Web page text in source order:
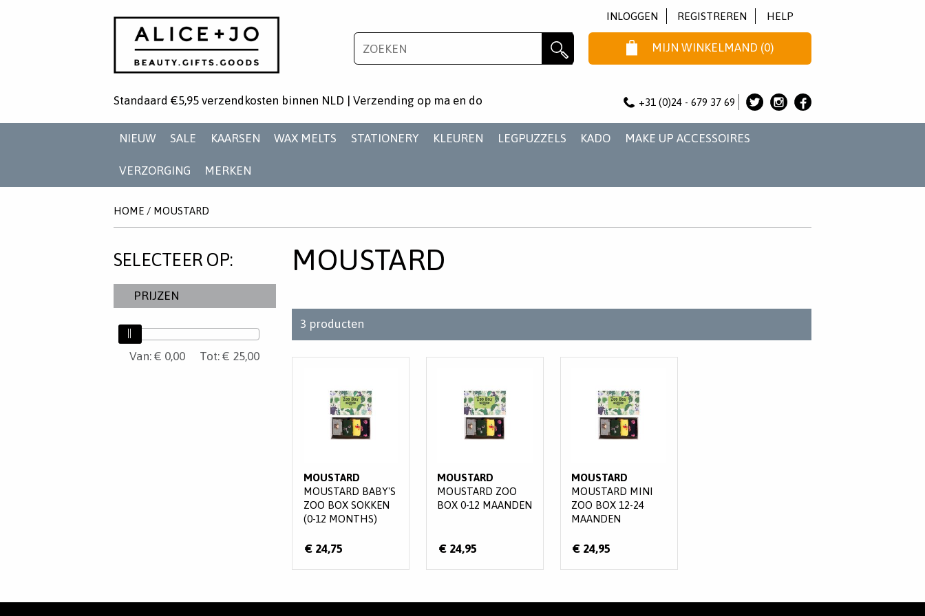
INLOGGEN REGISTREREN HELP
MIJN WINKELMAND (0)
Standaard €5,95 verzendkosten binnen NLD | Verzending op ma en do
+31 (0)24 - 679 37 69
NIEUW SALE KAARSEN WAX MELTS STATIONERY KLEUREN LEGPUZZELS KADO MAKE UP ACCESSOIRES
VERZORGING MERKEN
HOME/ MOUSTARD
SELECTEER OP:
PRIJZEN
Van:€ 0,00 Tot:€ 25,00
Van
MOUSTARD
3 producten
MOUSTARD
MOUSTARD BABY'S
ZOO BOX SOKKEN
(0-12 MONTHS)
€ 24,75
MOUSTARD
MOUSTARD ZOO
BOX 0-12 MAANDEN
€ 24,95
MOUSTARD
MOUSTARD MINI
ZOO BOX 12-24
MAANDEN
€ 24,95
NIEUWSBRIEF
Wil je als eerste op de hoogste zijn van het laatste
nieuws en aanbiedingen?
AANMELDEN